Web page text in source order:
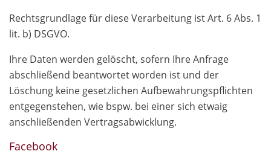
Rechtsgrundlage für diese Verarbeitung ist Art. 6 Abs. 1
lit. b) DSGVO.
Ihre Daten werden gelöscht, sofern Ihre Anfrage
abschließend beantwortet worden ist und der
Löschung keine gesetzlichen Aufbewahrungspflichten
entgegenstehen, wie bspw. bei einer sich etwaig
anschließenden Vertragsabwicklung.
Facebook